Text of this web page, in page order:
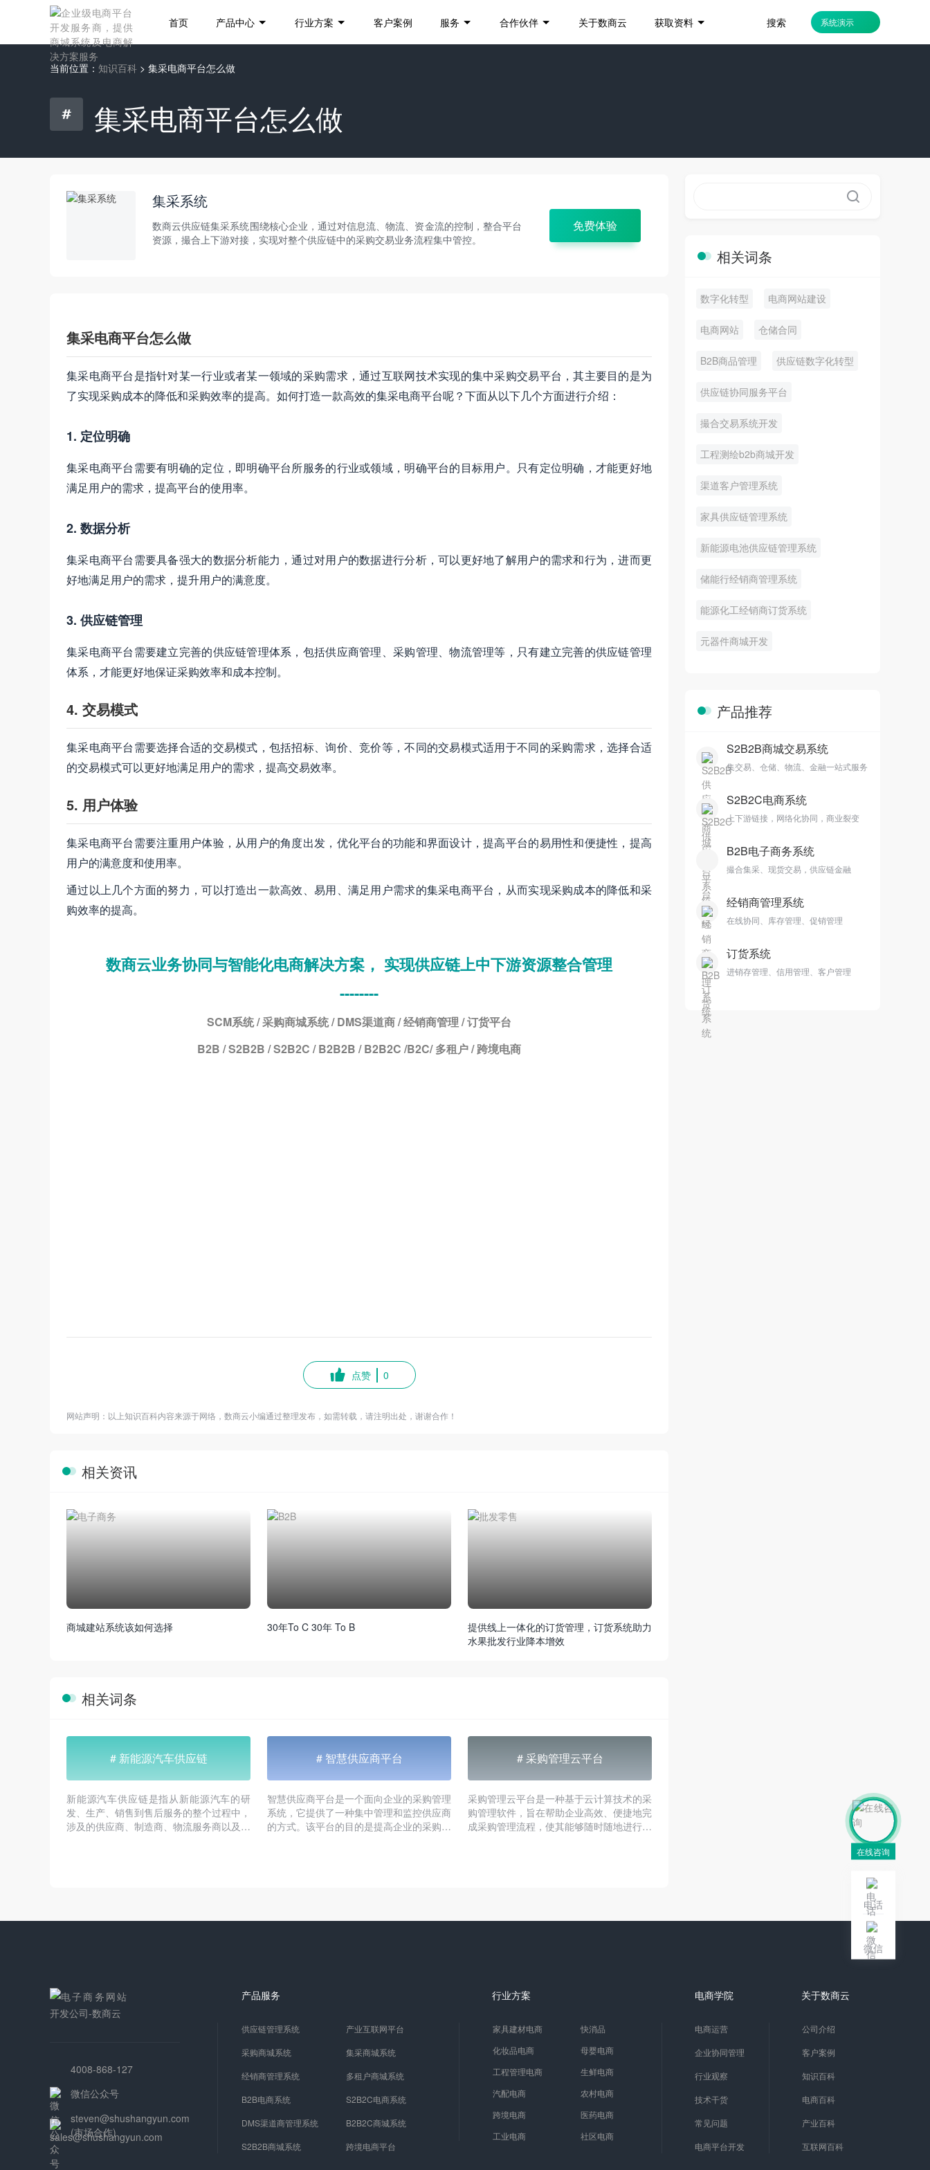
首页 产品中心 行业方案 客户案例 服务 合作伙伴 关于数商云 获取资料 搜索 系统演示
当前位置： 知识百科 > 集采电商平台怎么做
集采电商平台怎么做
集采系统
数商云供应链集采系统围绕核心企业，通过对信息流、物流、资金流的控制，整合平台
资源，撮合上下游对接，实现对整个供应链中的采购交易业务流程集中管控。
免费体验
集采电商平台怎么做
集采电商平台是指针对某一行业或者某一领域的采购需求，通过互联网技术实现的集中采购交易平台，其主要目的是为
了实现采购成本的降低和采购效率的提高。如何打造一款高效的集采电商平台呢？下面从以下几个方面进行介绍：
1. 定位明确
集采电商平台需要有明确的定位，即明确平台所服务的行业或领域，明确平台的目标用户。只有定位明确，才能更好地
满足用户的需求，提高平台的使用率。
2. 数据分析
集采电商平台需要具备强大的数据分析能力，通过对用户的数据进行分析，可以更好地了解用户的需求和行为，进而更
好地满足用户的需求，提升用户的满意度。
3. 供应链管理
集采电商平台需要建立完善的供应链管理体系，包括供应商管理、采购管理、物流管理等，只有建立完善的供应链管理
体系，才能更好地保证采购效率和成本控制。
4. 交易模式
集采电商平台需要选择合适的交易模式，包括招标、询价、竞价等，不同的交易模式适用于不同的采购需求，选择合适
的交易模式可以更好地满足用户的需求，提高交易效率。
5. 用户体验
集采电商平台需要注重用户体验，从用户的角度出发，优化平台的功能和界面设计，提高平台的易用性和便捷性，提高
用户的满意度和使用率。
通过以上几个方面的努力，可以打造出一款高效、易用、满足用户需求的集采电商平台，从而实现采购成本的降低和采
购效率的提高。
数商云业务协同与智能化电商解决方案， 实现供应链上中下游资源整合管理
--------
SCM系统 / 采购商城系统 / DMS渠道商 / 经销商管理 / 订货平台
B2B / S2B2B / S2B2C / B2B2B / B2B2C /B2C/ 多租户 / 跨境电商
点赞 0
网站声明：以上知识百科内容来源于网络，数商云小编通过整理发布，如需转载，请注明出处，谢谢合作！
相关资讯
商城建站系统该如何选择 30年To C 30年 To B
提供线上一体化的订货管理，订货系统助力
水果批发行业降本增效
相关词条
# 新能源汽车供应链
新能源汽车供应链是指从新能源汽车的研
发、生产、销售到售后服务的整个过程中，
涉及的供应商、制造商、物流服务商以及最
# 智慧供应商平台
智慧供应商平台是一个面向企业的采购管理
系统，它提供了一种集中管理和监控供应商
的方式。该平台的目的是提高企业的采购效
# 采购管理云平台
采购管理云平台是一种基于云计算技术的采
购管理软件，旨在帮助企业高效、便捷地完
成采购管理流程，使其能够随时随地进行采
相关词条
数字化转型 电商网站建设
电商网站 仓储合同
B2B商品管理 供应链数字化转型
供应链协同服务平台
撮合交易系统开发
工程测绘b2b商城开发
渠道客户管理系统
家具供应链管理系统
新能源电池供应链管理系统
储能行经销商管理系统
能源化工经销商订货系统
元器件商城开发
产品推荐
S2B2B商城交易系统
集交易、仓储、物流、金融一站式服务
S2B2C电商系统
上下游链接，网络化协同，商业裂变
B2B电子商务系统
撮合集采、现货交易，供应链金融
经销商管理系统
在线协同、库存管理、促销管理
订货系统
进销存管理、信用管理、客户管理
4008-868-127
微信公众号
steven@shushangyun.com
(市场合作)
产品服务
供应链管理系统
产业互联网平台
采购商城系统
集采商城系统
经销商管理系统
多租户商城系统
B2B电商系统
S2B2C电商系统
DMS渠道商管理系统
B2B2C商城系统
S2B2B商城系统
跨境电商平台
行业方案
家具建材电商
快消品
化妆品电商
母婴电商
工程管理电商
生鲜电商
汽配电商
农村电商
跨境电商
医药电商
工业电商
社区电商
电商学院
电商运营
企业协同管理
行业观察
技术干货
常见问题
电商平台开发
关于数商云
公司介绍
客户案例
知识百科
电商百科
产业百科
互联网百科
在线咨询
电话
微信